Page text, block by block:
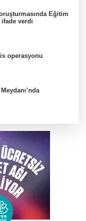
Eğitim
ifade verdi
operasyonu
başladı
yağmuru için
kaçtı, 380 bin TL